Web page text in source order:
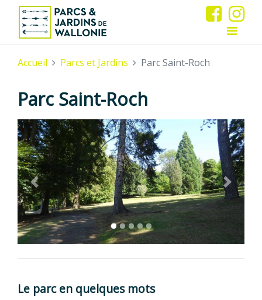
Accueil Parcs et Jardins Parc Saint-Roch
Parc Saint-Roch
Previous Next
Le parc en quelques mots